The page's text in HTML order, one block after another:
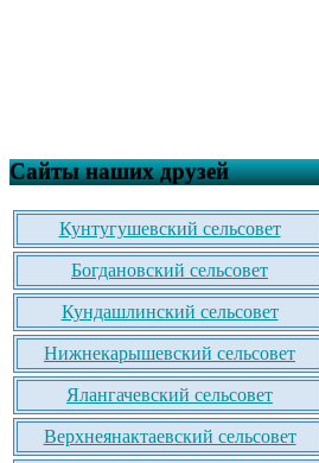
Сайты наших друзей
Кунтугушевский сельсовет
Богдановский сельсовет
Кундашлинский сельсовет
Нижнекарышевский сельсовет
Ялангачевский сельсовет
Верхнеянактаевский сельсовет